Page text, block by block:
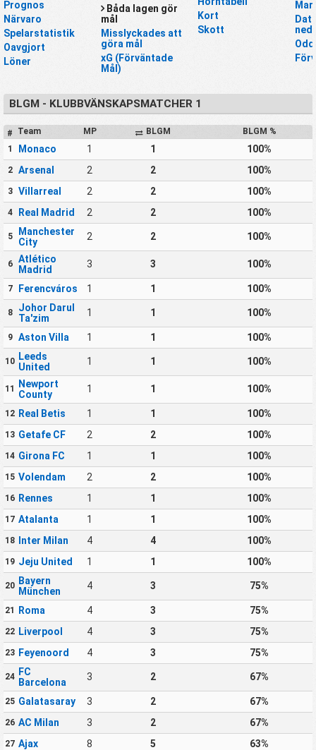
Prognos
Närvaro
Spelarstatistik
Oavgjort
Löner
Båda lagen gör
mål
Misslyckades att
göra mål
xG (Förväntade
Mål)
Kort
Skott
BLGM - KLUBBVÄNSKAPSMATCHER 1
# Team MP BLGM
BLGM %
1
Monaco 1 1 100%
2 Arsenal 2 2 100%
3 Villarreal 2 2 100%
4 Real Madrid 2 2 100%
5
Manchester
City
2 2 100%
6
Atlético
Madrid
3 3 100%
7 Ferencváros 1 1 100%
8
Johor Darul
Ta'zim
1 1 100%
9 Aston Villa 1 1 100%
10 Leeds
United
1 1 100%
11 Newport
County
1 1 100%
12 Real Betis 1 1 100%
13 Getafe CF 2 2 100%
14 Girona FC 1 1 100%
15 Volendam 2 2 100%
16 Rennes 1 1 100%
17 Atalanta 1 1 100%
18 Inter Milan 4 4 100%
19 Jeju United 1 1 100%
20 Bayern
München
4 3 75%
21 Roma 4 3 75%
22 Liverpool 4 3 75%
23 Feyenoord 4 3 75%
24 FC
Barcelona
3 2 67%
25 Galatasaray 3 2 67%
26 AC Milan 3 2 67%
27 Ajax 8 5 63%